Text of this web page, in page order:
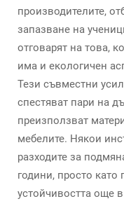
производителите,
запазване на
отговарят на това,
има и екологичен
Тези съвместни
спестяват пари на
преизползват
мебелите. Някои
разходите за
години, просто
устойчивостта още